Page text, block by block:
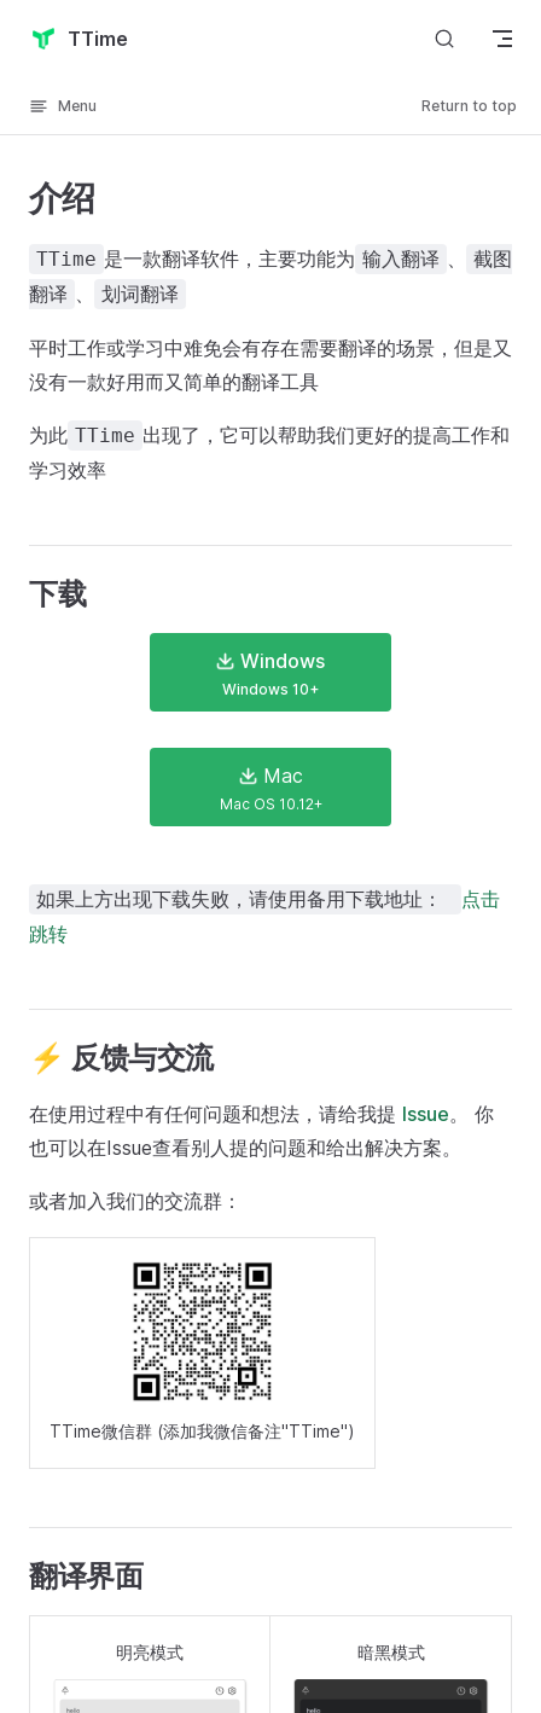
Skip to content
TTime
Menu Return to top
介绍
TTime 是一款翻译软件，主要功能为 输入翻译 、
截图
翻译 、 划词翻译
平时工作或学习中难免会有存在需要翻译的场景，但是又
没有一款好用而又简单的翻译工具
为此 TTime 出现了，它可以帮助我们更好的提高工作和
学习效率
下载
Windows
Windows 10+
Mac
Mac OS 10.12+
如果上方出现下载失败，请使用备用下载地址：
点击
跳转
⚡ 反馈与交流
在使用过程中有任何问题和想法，请给我提 Issue。 你
也可以在Issue查看别人提的问题和给出解决方案。
或者加入我们的交流群：
TTime微信群 (添加我微信备注"TTime")
翻译界面
明亮模式 暗黑模式